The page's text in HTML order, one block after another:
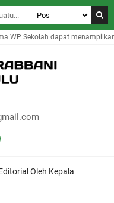
WP Sekolah dapat
Oleh Kepala